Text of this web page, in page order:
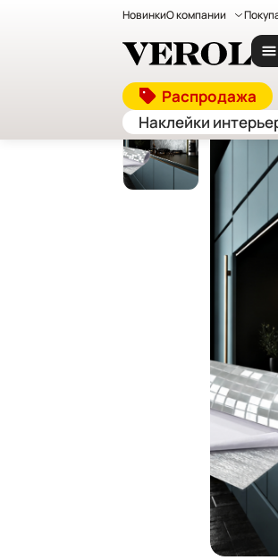
НовинкиО компании
Распродажа
Наклейки
Главная—Каталог—